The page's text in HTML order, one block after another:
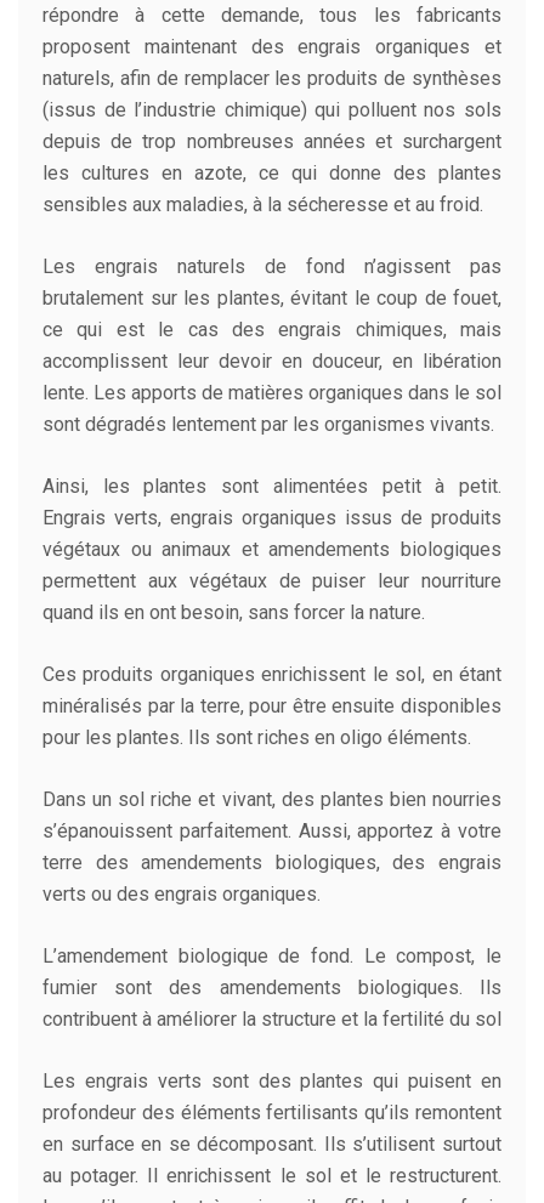
répondre à cette demande, tous les fabricants
proposent maintenant des engrais organiques et
naturels, afin de remplacer les produits de synthèses
(issus de l’industrie chimique) qui polluent nos sols
depuis de trop nombreuses années et surchargent
les cultures en azote, ce qui donne des plantes
sensibles aux maladies, à la sécheresse et au froid.
Les engrais naturels de fond n’agissent pas
brutalement sur les plantes, évitant le coup de fouet,
ce qui est le cas des engrais chimiques, mais
accomplissent leur devoir en douceur, en libération
lente. Les apports de matières organiques dans le sol
sont dégradés lentement par les organismes vivants.
Ainsi, les plantes sont alimentées petit à petit.
Engrais verts, engrais organiques issus de produits
végétaux ou animaux et amendements biologiques
permettent aux végétaux de puiser leur nourriture
quand ils en ont besoin, sans forcer la nature.
Ces produits organiques enrichissent le sol, en étant
minéralisés par la terre, pour être ensuite disponibles
pour les plantes. Ils sont riches en oligo éléments.
Dans un sol riche et vivant, des plantes bien nourries
s’épanouissent parfaitement. Aussi, apportez à votre
terre des amendements biologiques, des engrais
verts ou des engrais organiques.
L’amendement biologique de fond. Le compost, le
fumier sont des amendements biologiques. Ils
contribuent à améliorer la structure et la fertilité du sol
Les engrais verts sont des plantes qui puisent en
profondeur des éléments fertilisants qu’ils remontent
en surface en se décomposant. Ils s’utilisent surtout
au potager. Il enrichissent le sol et le restructurent.